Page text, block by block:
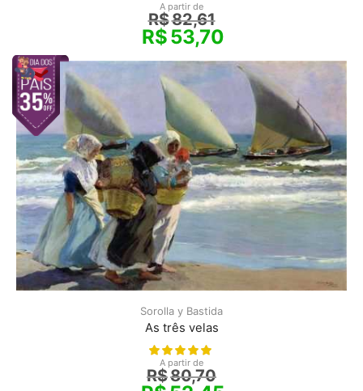
A partir de
R$82,61
R$53,70
Sorolla y Bastida
As três velas
A partir de
R$80,70